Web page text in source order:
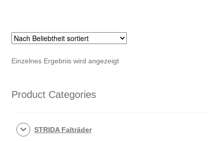
Einzelnes Ergebnis wird angezeigt
Product Categories
STRIDA Falträder